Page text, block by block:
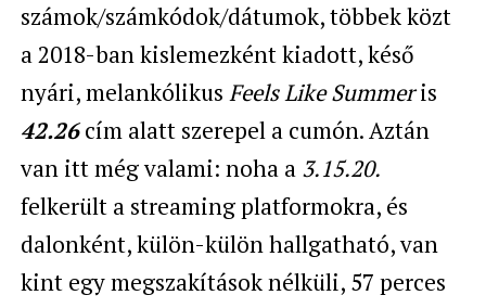
számok/számkódok/dátumok, többek közt
a 2018-ban kislemezként kiadott, késő
nyári, melankólikus Feels Like Summeris
42.26cím alatt szerepel a cumón. Aztán
van itt még valami: noha a 3.15.20.
felkerült a streaming platformokra, és
dalonként, külön-külön hallgatható, van
kint egy megszakítások nélküli, 57 perces